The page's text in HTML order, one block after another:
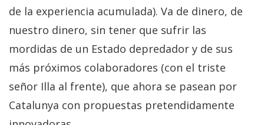
de la experiencia acumulada). Va de dinero, de
nuestro dinero, sin tener que sufrir las
mordidas de un Estado depredador y de sus
más próximos colaboradores (con el triste
señor Illa al frente), que ahora se pasean por
Catalunya con propuestas pretendidamente